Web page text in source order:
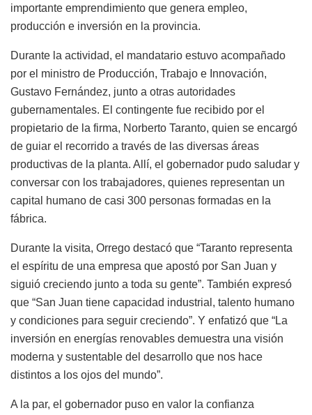
importante emprendimiento que genera empleo,
producción e inversión en la provincia.
Durante la actividad, el mandatario estuvo acompañado
por el ministro de Producción, Trabajo e Innovación,
Gustavo Fernández, junto a otras autoridades
gubernamentales. El contingente fue recibido por el
propietario de la firma, Norberto Taranto, quien se encargó
de guiar el recorrido a través de las diversas áreas
productivas de la planta. Allí, el gobernador pudo saludar y
conversar con los trabajadores, quienes representan un
capital humano de casi 300 personas formadas en la
fábrica.
Durante la visita, Orrego destacó que “Taranto representa
el espíritu de una empresa que apostó por San Juan y
siguió creciendo junto a toda su gente”. También expresó
que “San Juan tiene capacidad industrial, talento humano
y condiciones para seguir creciendo”. Y enfatizó que “La
inversión en energías renovables demuestra una visión
moderna y sustentable del desarrollo que nos hace
distintos a los ojos del mundo”.
A la par, el gobernador puso en valor la confianza